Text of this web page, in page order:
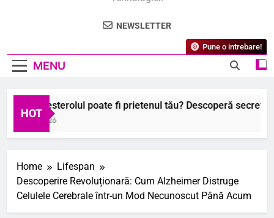
NEWSLETTER
MENU
Pune o intrebare!
HOT
ce colesterolul poate fi prietenul tău? Descoperă secretele
2026
Home
Lifespan
Descoperire Revoluționară: Cum Alzheimer Distruge
Celulele Cerebrale într-un Mod Necunoscut Până Acum